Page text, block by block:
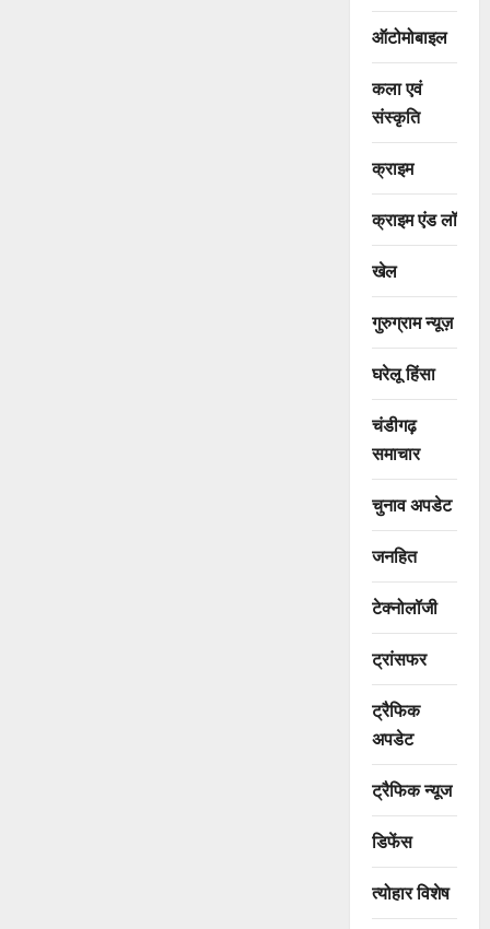
ऑटोमोबाइल
कला एवं
संस्कृति
क्राइम
क्राइम एंड लॉ
खेल
गुरुग्राम न्यूज़
घरेलू हिंसा
चंडीगढ़
समाचार
चुनाव अपडेट
जनहित
टेक्नोलॉजी
ट्रांसफर
ट्रैफिक
अपडेट
ट्रैफिक न्यूज
डिफेंस
त्योहार विशेष